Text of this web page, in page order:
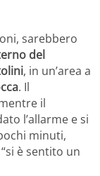
sarebbero
del
, in un’area a
. Il
il
l’allarme e si
minuti,
è sentito un